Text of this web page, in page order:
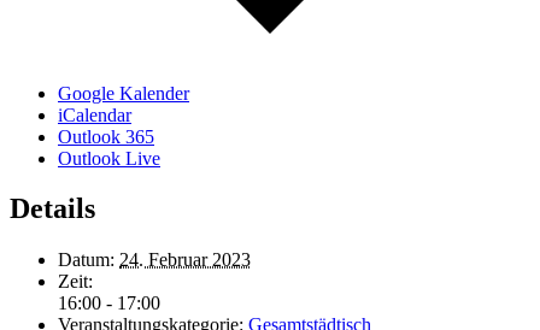
Google Kalender
iCalendar
Outlook 365
Outlook Live
Details
Datum: 24. Februar 2023
Zeit:
16:00 - 17:00
Veranstaltungskategorie: Gesamtstädtisch